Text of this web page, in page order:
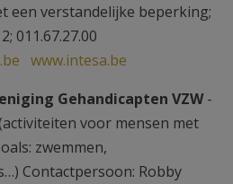
een verstandelijke beperking;
011.67.27.00
www.intesa.be
Gehandicapten VZW-
voor mensen met
zwemmen,
Contactpersoon: Robby